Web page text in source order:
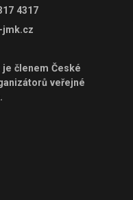
4317
jmk.cz
je členem České
veřejné